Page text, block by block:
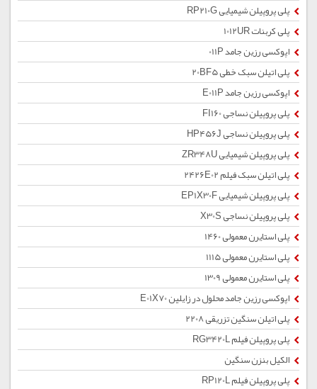
پلی پروپیلن شیمیایی RP210G
پلی کربنات 1012UR
اپوکسی رزین جامد 011P
پلی اتیلن سبک خطی 20BF5
اپوکسی رزین جامد E011P
پلی پروپیلن نساجی FI160
پلی پروپیلن نساجی HP456J
پلی پروپیلن شیمیایی ZR348U
پلی اتیلن سبک فیلم 2426E02
پلی پروپیلن شیمیایی EP1X30F
پلی پروپیلن نساجی X30S
پلی استایرن معمولی 1460
پلی استایرن معمولی 1115
پلی استایرن معمولی 1309
اپوکسی رزین جامد محلول در زایلین E01X70
پلی اتیلن سنگین تزریقی 2208
پلی پروپیلن فیلم RG3420L
الکیل بنزن سنگین
پلی پروپیلن فیلم RP120L